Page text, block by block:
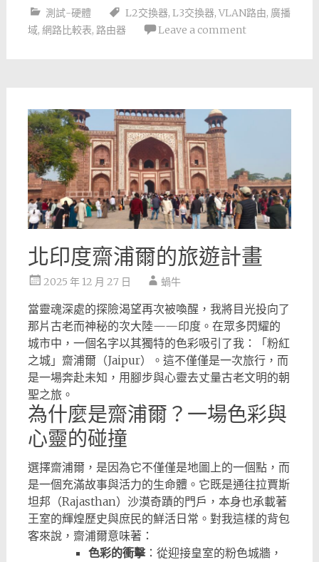
測試-硬體 L2交換器, L3交換器, VLAN路由, 廣播
域, 網路比較表, 路由器 Leave a comment
北印度齋浦爾的旅遊計畫
2025 年 12 月 27 日 蝸牛
當靈魂深處的探險渴望再次被喚醒，我將目光投向了
那片古老而神秘的次大陸——印度。在眾多閃耀的
城市中，一個名字以其獨特的色彩吸引了我：「粉紅
之城」齋浦爾（Jaipur）。這不僅僅是一次旅行，而
是一場奔赴未知，用腳步與心靈去丈量古老文明的朝
聖之旅。
為什麼是齋浦爾？一場色彩與
心靈的碰撞
選擇齋浦爾，是因為它不僅僅是地圖上的一個點，而
是一個充滿故事與活力的生命體。它既是通往拉賈斯
坦邦（Rajasthan）沙漠奇蹟的門戶，本身也承載著
王室的輝煌歷史與庶民的鮮活日常。對我這樣的背包
客來說，齋浦爾意味著：
色彩的衝擊：從迎接皇室的粉色城牆，